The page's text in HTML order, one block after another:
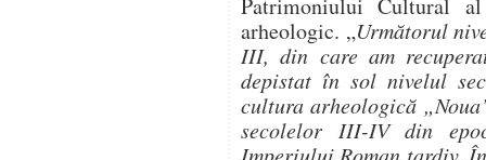
Patrimoniului Cultural
arheologic. „Următorul
III, din care am
depistat în sol nivelul
cultura arheologică
secolelor III-IV din